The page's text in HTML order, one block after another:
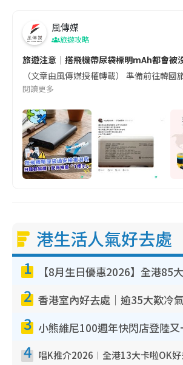
風傳媒
旅遊攻略
旅遊注意｜搭飛機帶尿袋標明mAh都會被
（文章由風傳媒授權轉載） 準備前往韓
閱讀更多
港生活人氣好去處
1
2
3
4